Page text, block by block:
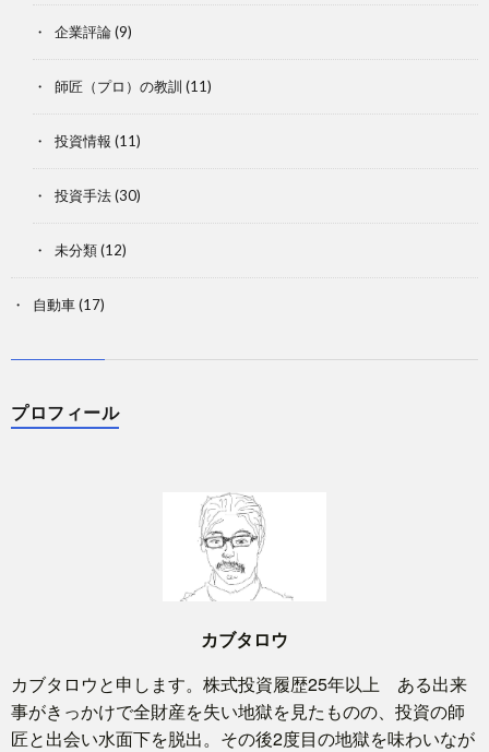
企業評論(9)
師匠（プロ）の教訓 (11)
投資情報 (11)
投資手法(30)
未分類(12)
自動車(17)
プロフィール
カブタロウ
カブタロウと申します。株式投資履歴25年以上 ある出来
事がきっかけで全財産を失い地獄を見たものの、投資の師
匠と出会い水面下を脱出。その後2度目の地獄を味わいなが